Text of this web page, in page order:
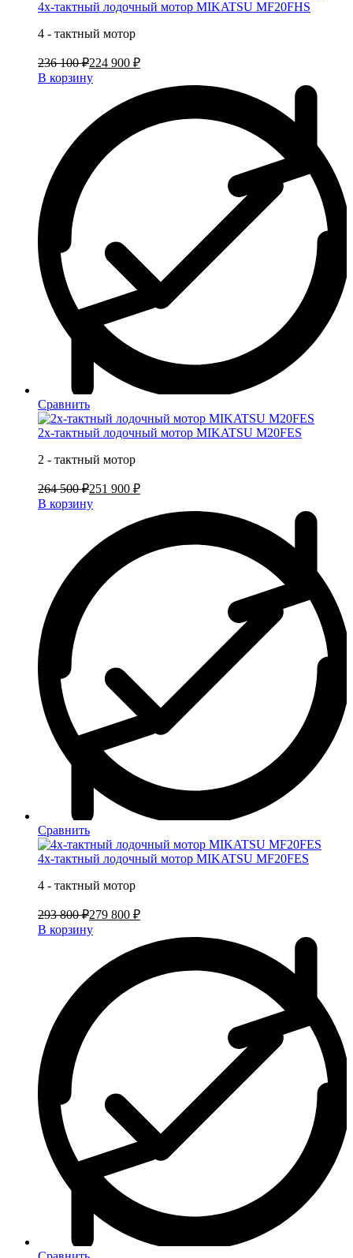
4х-тактный лодочный мотор MIKATSU MF20FHS
4 - тактный мотор
236 100 ₽224 900 ₽
В корзину
Сравнить
2х-тактный лодочный мотор MIKATSU M20FES
2 - тактный мотор
264 500 ₽251 900 ₽
В корзину
Сравнить
4х-тактный лодочный мотор MIKATSU MF20FES
4 - тактный мотор
293 800 ₽279 800 ₽
В корзину